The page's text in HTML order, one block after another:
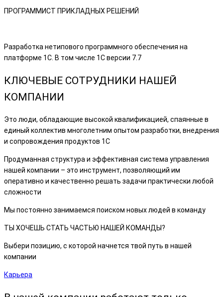
ПРОГРАММИСТ ПРИКЛАДНЫХ РЕШЕНИЙ
Разработка нетипового программного обеспечения на
платформе 1С. В том числе 1С версии 7.7
КЛЮЧЕВЫЕ СОТРУДНИКИ НАШЕЙ
КОМПАНИИ
Это люди, обладающие высокой квалификацией, спаянные в
единый коллектив многолетним опытом разработки, внедрения
и сопровождения продуктов 1С
Продуманная структура и эффективная система управления
нашей компании – это инструмент, позволяющий им
оперативно и качественно решать задачи практически любой
сложности
Мы постоянно занимаемся поиском новых людей в команду
ТЫ ХОЧЕШЬ СТАТЬ ЧАСТЬЮ НАШЕЙ КОМАНДЫ?
Выбери позицию, с которой начнется твой путь в нашей
компании
Карьера